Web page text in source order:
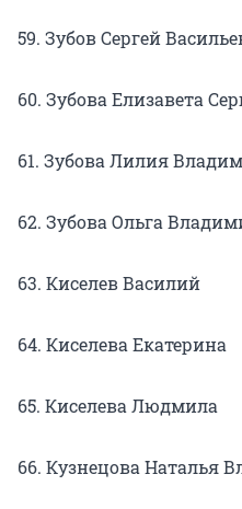
59. Зубов Сергей
60. Зубова Елизавета
61. Зубова Лилия
62. Зубова Ольга
63. Киселев Василий
64. Киселева Екатерина
65. Киселева Людмила
66. Кузнецова Наталья